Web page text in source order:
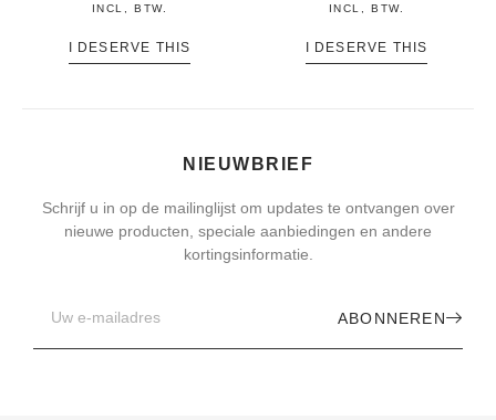
INCL, BTW.
I DESERVE THIS
INCL, BTW.
I DESERVE THIS
NIEUWBRIEF
Schrijf u in op de mailinglijst om updates te ontvangen over
nieuwe producten, speciale aanbiedingen en andere
kortingsinformatie.
ABONNEREN